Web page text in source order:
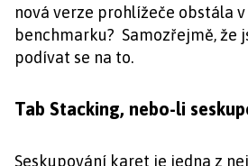
nová verze prohlížeče obstála
benchmarku? Samozřejmě, že
podívat se na to.
Tab Stacking, nebo-li
Seskupování karet je jedna z